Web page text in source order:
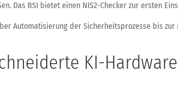
Das BSI bietet einen NIS2-Checker zur ersten
Automatisierung der Sicherheitsprozesse bis
KI-